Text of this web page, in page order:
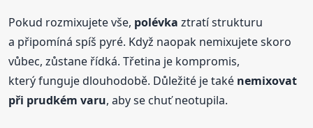
Pokud rozmixujete vše, polévka ztratí strukturu
a připomíná spíš pyré. Když naopak nemixujete skoro
vůbec, zůstane řídká. Třetina je kompromis,
který funguje dlouhodobě. Důležité je také nemixovat
při prudkém varu, aby se chuť neotupila.